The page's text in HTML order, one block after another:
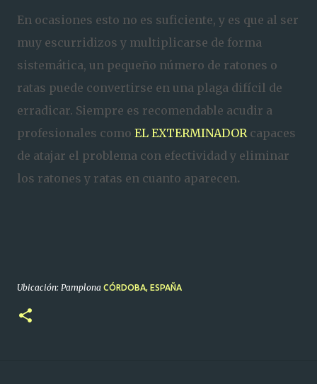
En ocasiones esto no es suficiente, y es que al ser
muy escurridizos y multiplicarse de forma
sistemática, un pequeño número de ratones o
ratas puede convertirse en una plaga difícil de
erradicar. Siempre es recomendable acudir a
profesionales como EL EXTERMINADOR capaces
de atajar el problema con efectividad y eliminar
los ratones y ratas en cuanto aparecen.
Ubicación: Pamplona CÓRDOBA, ESPAÑA